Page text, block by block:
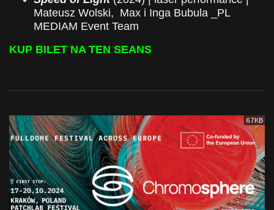
Mateusz Wolski, Max i Inga Bubula _PL
MEDIAM Event Team
KUP BILET NA TEN SEANS
67KB